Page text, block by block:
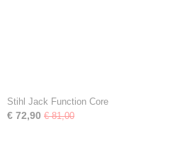
Stihl Jack Function Core
€ 72,90 € 81,00